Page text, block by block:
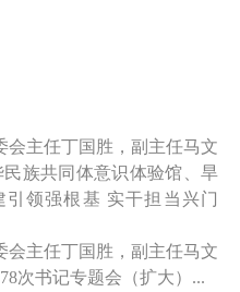
主任丁国胜，副主任马文
族共同体意识体验馆、旱
领强根基 实干担当兴门
主任丁国胜，副主任马文
次书记专题会（扩大）...